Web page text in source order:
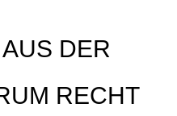
DER
RECHT